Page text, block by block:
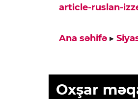
article-ruslan-
Ana səhifə ▸
Oxşar